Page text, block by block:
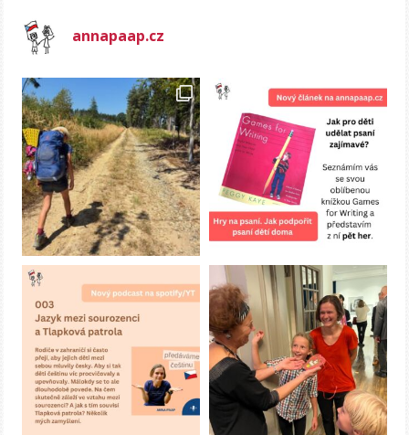
annapaap.cz